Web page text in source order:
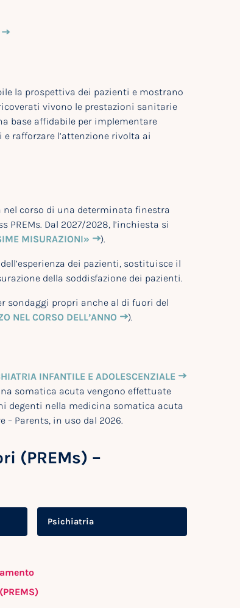
la prospettiva dei pazienti e mostrano
vivono le prestazioni sanitarie
base affidabile per implementare
rafforzare l’attenzione rivolta ai
nel corso di una determinata finestra
Dal 2027/2028, l’inchiesta si
MISURAZIONI» ).
dei pazienti, sostituisce il
della soddisfazione dei pazienti.
sondaggi propri anche al di fuori del
NEL CORSO DELL’ANNO ).
INFANTILE E ADOLESCENZIALE
somatica acuta vengono effettuate
degenti nella medicina somatica acuta
– Parents, in uso dal 2026.
(PREMs) –
Psichiatria